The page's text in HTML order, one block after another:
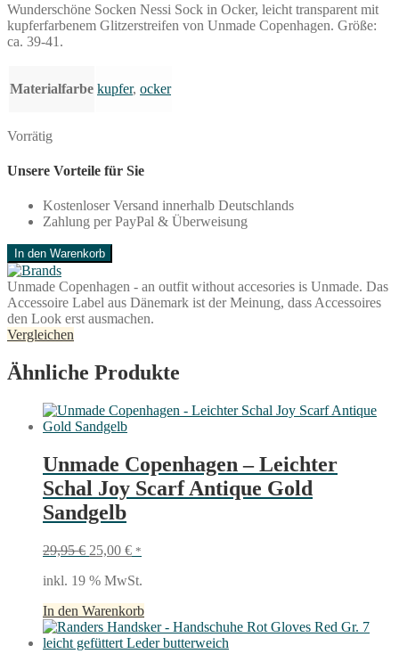
Wunderschöne Socken Nessi Sock in Ocker, leicht transparent mit
kupferfarbenem Glitzerstreifen von Unmade Copenhagen. Größe:
ca. 39-41.
Materialfarbe kupfer, ocker
Vorrätig
Unsere Vorteile für Sie
Kostenloser Versand innerhalb Deutschlands
Zahlung per PayPal & Überweisung
Unmade
Copenhagen
-
Socken
Nessi
Sock
Ocker
Kupfer
Glitzer
Menge
In den Warenkorb
Unmade Copenhagen - an outfit without accesories is Unmade. Das
Accessoire Label aus Dänemark ist der Meinung, dass Accessoires
den Look erst ausmachen.
Vergleichen
Ähnliche Produkte
Unmade Copenhagen – Leichter
Schal Joy Scarf Antique Gold
Sandgelb
29,95€ Ursprünglicher
war:
25,00 €Aktueller
ist:
*
inkl. 19 % MwSt.
In den Warenkorb